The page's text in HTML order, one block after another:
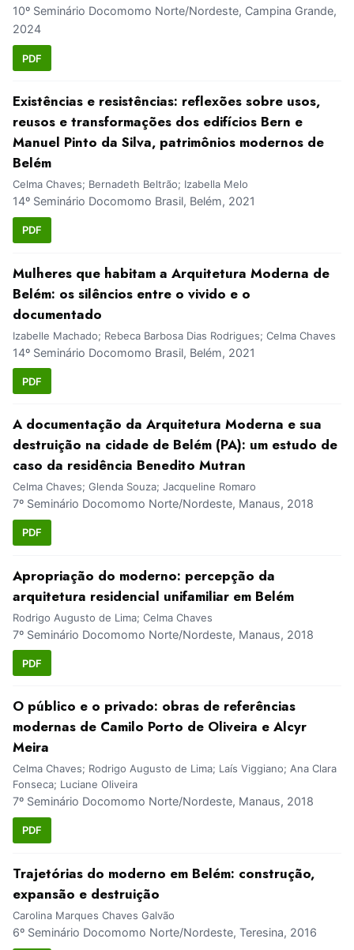
10º Seminário Docomomo Norte/Nordeste, Campina Grande,
2024
PDF
Existências e resistências: reflexões sobre usos,
reusos e transformações dos edifícios Bern e
Manuel Pinto da Silva, patrimônios modernos de
Belém
Celma Chaves; Bernadeth Beltrão; Izabella Melo
14º Seminário Docomomo Brasil, Belém, 2021
PDF
Mulheres que habitam a Arquitetura Moderna de
Belém: os silêncios entre o vivido e o
documentado
Izabelle Machado; Rebeca Barbosa Dias Rodrigues; Celma Chaves
14º Seminário Docomomo Brasil, Belém, 2021
PDF
A documentação da Arquitetura Moderna e sua
destruição na cidade de Belém (PA): um estudo de
caso da residência Benedito Mutran
Celma Chaves; Glenda Souza; Jacqueline Romaro
7º Seminário Docomomo Norte/Nordeste, Manaus, 2018
PDF
Apropriação do moderno: percepção da
arquitetura residencial unifamiliar em Belém
Rodrigo Augusto de Lima; Celma Chaves
7º Seminário Docomomo Norte/Nordeste, Manaus, 2018
PDF
O público e o privado: obras de referências
modernas de Camilo Porto de Oliveira e Alcyr
Meira
Celma Chaves; Rodrigo Augusto de Lima; Laís Viggiano; Ana Clara
Fonseca; Luciane Oliveira
7º Seminário Docomomo Norte/Nordeste, Manaus, 2018
PDF
Trajetórias do moderno em Belém: construção,
expansão e destruição
Carolina Marques Chaves Galvão
6º Seminário Docomomo Norte/Nordeste, Teresina, 2016